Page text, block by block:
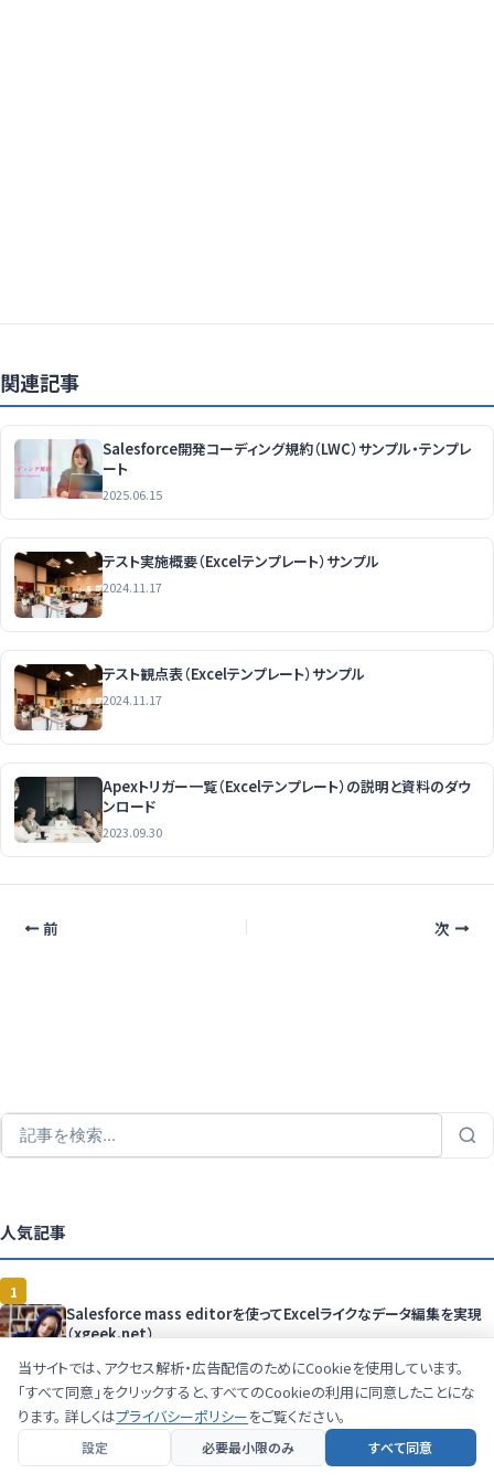
関連記事
Salesforce開発コーディング規約（LWC）サンプル・テンプレ
ート
2025.06.15
テスト実施概要（Excelテンプレート）サンプル
2024.11.17
テスト観点表（Excelテンプレート）サンプル
2024.11.17
Apexトリガー一覧（Excelテンプレート）の説明と資料のダウ
ンロード
2023.09.30
前 次
人気記事
1
Salesforce mass editorを使ってExcelライクなデータ編集を実現
（xgeek.net）
プロジェクト計画書の作成（３）各工程の作業計画~成果物/納品定義
2021.10.30
当サイトでは、アクセス解析・広告配信のためにCookieを使用しています。
「すべて同意」をクリックすると、すべてのCookieの利用に同意したことにな
ります。 詳しくはプライバシーポリシーをご覧ください。
設定 必要最小限のみ すべて同意